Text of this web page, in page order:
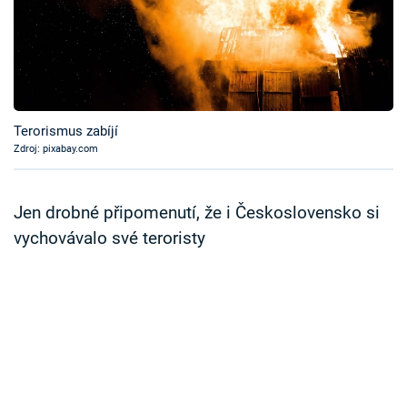
Pořady
TV Program
Časopis
Sledujte prima+
Terorismus zabíjí
Zdroj: pixabay.com
Jen drobné připomenutí, že i Československo si
vychovávalo své teroristy